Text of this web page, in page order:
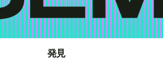
発見